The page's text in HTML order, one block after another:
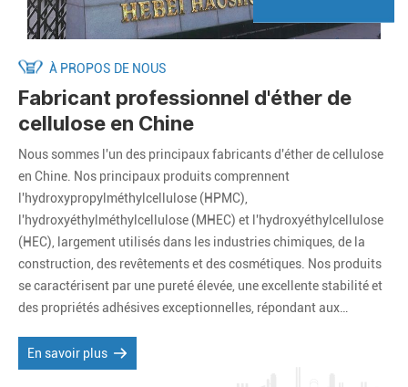
À PROPOS DE NOUS
Fabricant professionnel d'éther de
cellulose en Chine
Nous sommes l'un des principaux fabricants d'éther de cellulose
en Chine. Nos principaux produits comprennent
l'hydroxypropylméthylcellulose (HPMC),
l'hydroxyéthylméthylcellulose (MHEC) et l'hydroxyéthylcellulose
(HEC), largement utilisés dans les industries chimiques, de la
construction, des revêtements et des cosmétiques. Nos produits
se caractérisent par une pureté élevée, une excellente stabilité et
des propriétés adhésives exceptionnelles, répondant aux
des produits et services personnalisés pour répondre aux besoins
spécifiques de nos clients.
En savoir plus